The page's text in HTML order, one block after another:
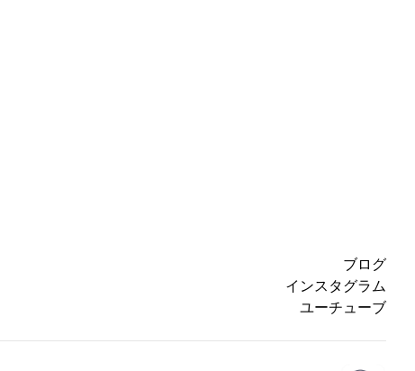
ブログ
インスタグラム
ユーチューブ